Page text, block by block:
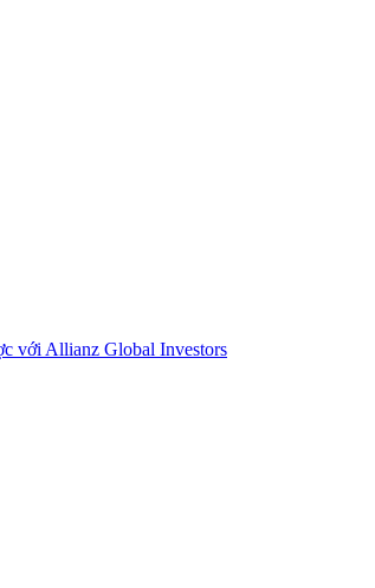
với Allianz Global Investors